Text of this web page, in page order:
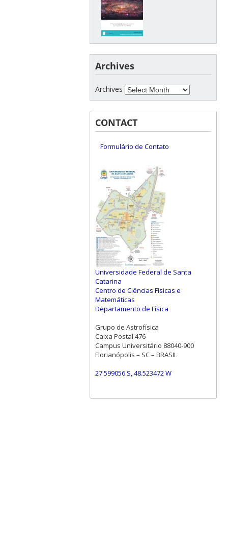
Archives
Archives
CONTACT
Formulário de Contato
Universidade Federal de Santa
Catarina
Centro de Ciências Físicas e
Matemáticas
Departamento de Física
Grupo de Astrofísica
Caixa Postal 476
Campus Universitário 88040-900
Florianópolis – SC – BRASIL
27.599056 S, 48.523472 W